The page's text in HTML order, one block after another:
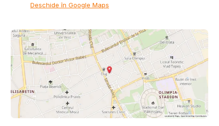
Deschide în Google Maps